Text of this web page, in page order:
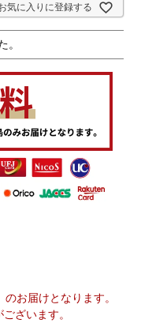
気に入りに登録する
。
お届けとなります。
ざいます。